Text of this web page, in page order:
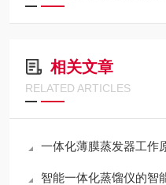
相关文章
RELATED ARTICLES
一体化薄膜蒸发器工作原
智能一体化蒸馏仪的智